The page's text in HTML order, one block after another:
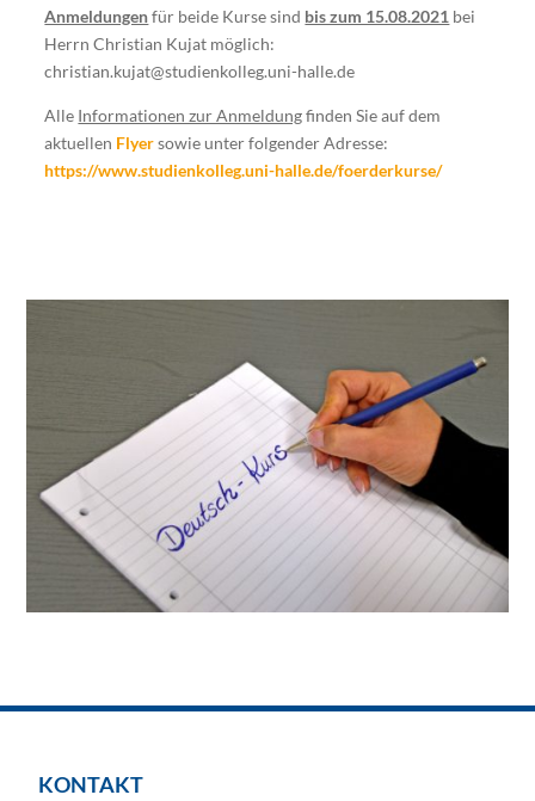
Anmeldungen für beide Kurse sind bis zum 15.08.2021 bei
Herrn Christian Kujat möglich:
christian.kujat@studienkolleg.uni-halle.de
Alle Informationen zur Anmeldungfinden Sie auf dem
aktuellen Flyersowie unter folgender Adresse:
https://www.studienkolleg.uni-halle.de/foerderkurse/
KONTAKT